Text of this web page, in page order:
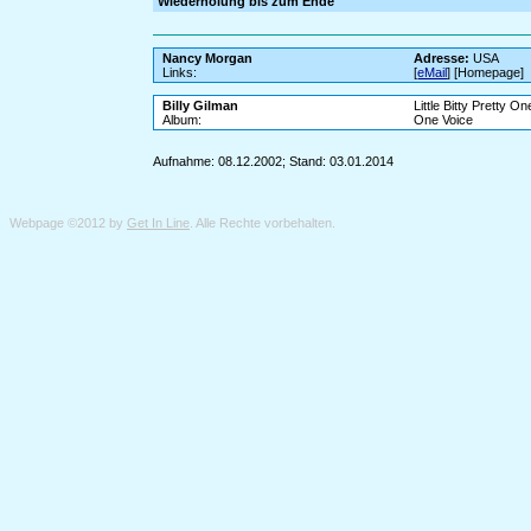
Nancy Morgan Adresse: USA
Links:
[eMail] [Homepage]
Billy Gilman
Little Bitty Pretty
Album:
One Voice
Aufnahme: 08.12.2002; Stand: 03.01.2014
Webpage ©2012 by Get In Line . Alle Rechte vorbehalten.